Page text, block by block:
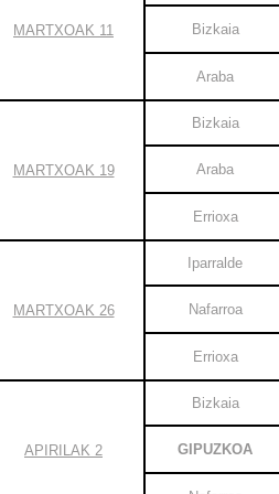
MARTXOAK 11 Bizkaia
Araba
MARTXOAK 19
Bizkaia
Araba
Errioxa
MARTXOAK 26
Iparralde
Nafarroa
Errioxa
APIRILAK 2
Bizkaia
GIPUZKOA